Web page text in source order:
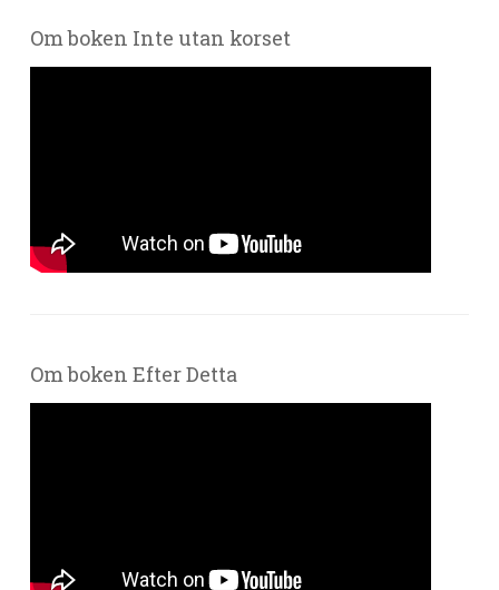
Om boken Inte utan korset
Om boken Efter Detta